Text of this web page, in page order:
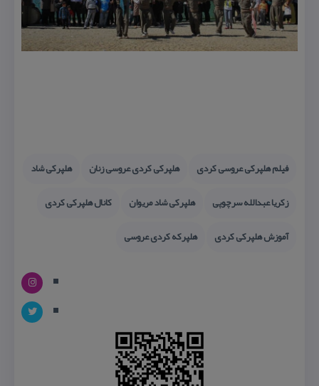
فیلم هلپركی عروسی كردی هلپركی كردی عروسی زنان
هلپركی شاد
زكریا عبدالله سرچوپی
هلپركی شاد مریوان
كانال هلپركی كردی
آموزش هلپركی كردی
هلپركه كردی عروسی